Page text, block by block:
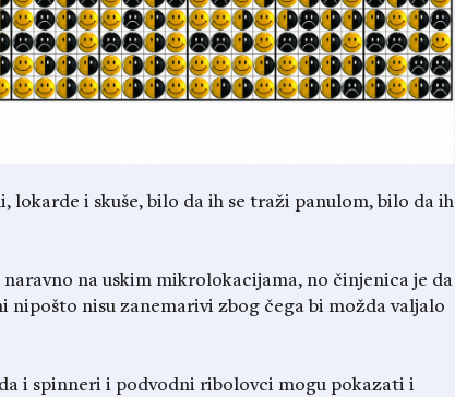
lokarde i skuše, bilo da ih se traži panulom, bilo da ih
na uskim mikrolokacijama, no činjenica je da
nipošto nisu zanemarivi zbog čega bi možda valjalo
i spinneri i podvodni ribolovci mogu pokazati i